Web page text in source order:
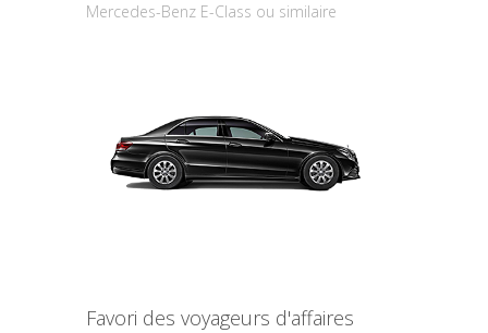
Mercedes-Benz E-Class ou similaire
Favori des voyageurs d'affaires